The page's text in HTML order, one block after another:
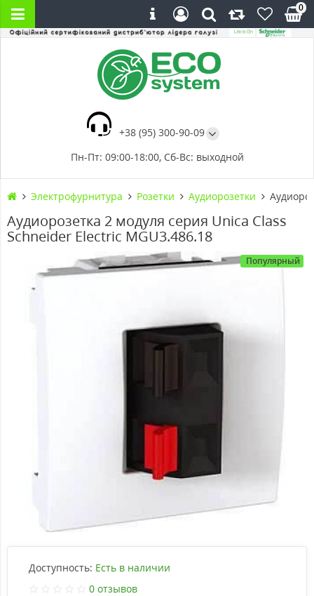
+38 (95) 300-90-09
Пн-Пт: 09:00-18:00, Сб-Вс: выходной
0
Электрофурнитура Розетки Аудиорозетки
Аудиорозетка 2 модуля серия Unica Class
Schneider Electric MGU3.486.18
Популярный
Доступность: Есть в наличии
0 отзывов